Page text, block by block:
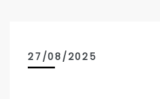
27/08/2025